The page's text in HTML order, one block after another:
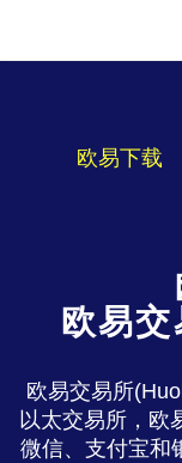
欧易下载
欧易
欧易交易所
以太交易所，欧
微信、支付宝和